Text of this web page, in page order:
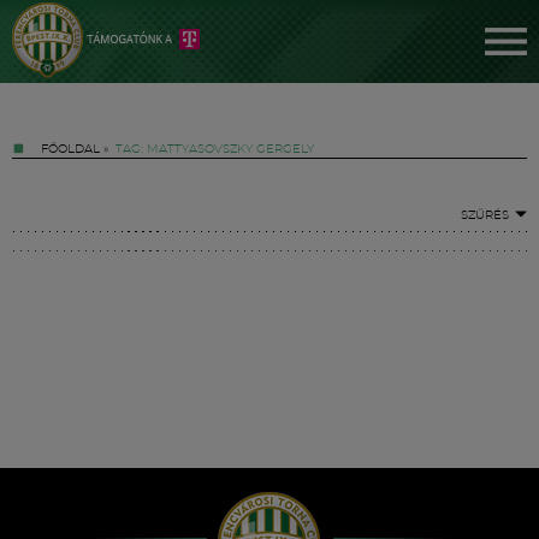
FŐOLDAL » TAG: MATTYASOVSZKY GERGELY
SZŰRÉS
Hírek